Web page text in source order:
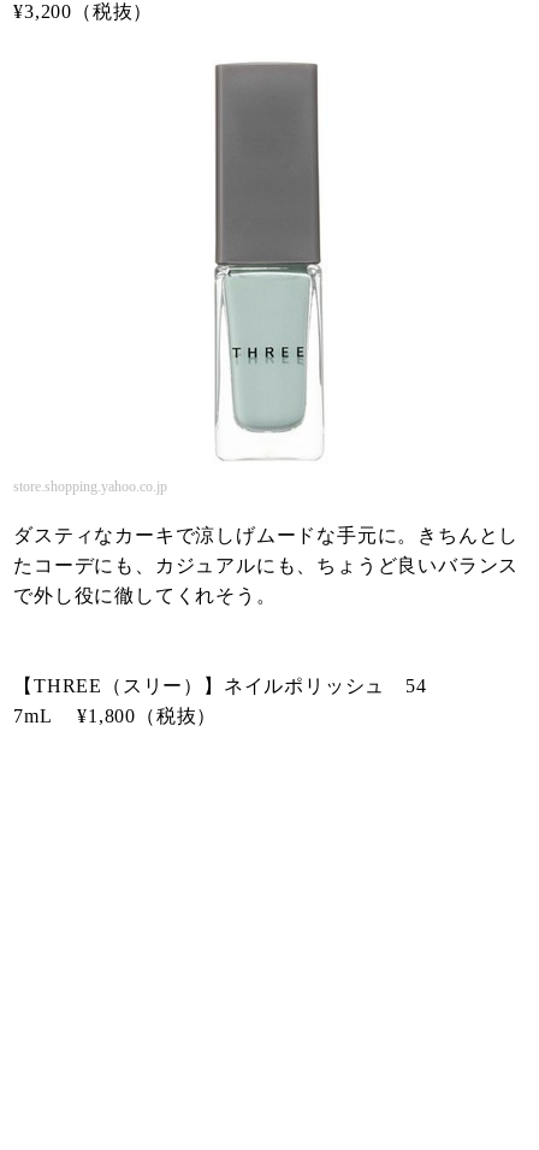
¥3,200（税抜）
store.shopping.yahoo.co.jp
ダスティなカーキで涼しげムードな手元に。きちんとし
たコーデにも、カジュアルにも、ちょうど良いバランス
で外し役に徹してくれそう。
【THREE（スリー）】ネイルポリッシュ 54
7mL ¥1,800（税抜）